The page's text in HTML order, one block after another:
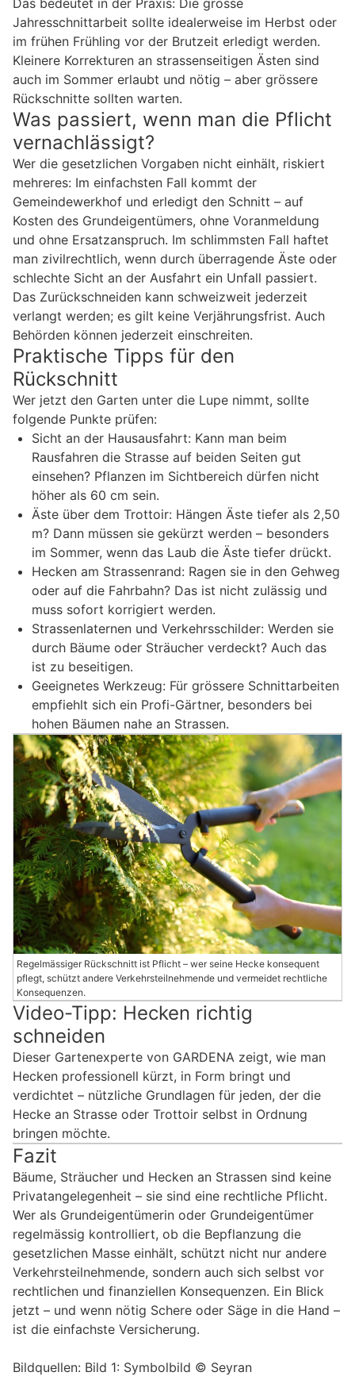
Das bedeutet in der Praxis: Die grosse
Jahresschnittarbeit sollte idealerweise im Herbst oder
im frühen Frühling vor der Brutzeit erledigt werden.
Kleinere Korrekturen an strassenseitigen Ästen sind
auch im Sommer erlaubt und nötig – aber grössere
Rückschnitte sollten warten.
Was passiert, wenn man die Pflicht
vernachlässigt?
Wer die gesetzlichen Vorgaben nicht einhält, riskiert
mehreres: Im einfachsten Fall kommt der
Gemeindewerkhof und erledigt den Schnitt – auf
Kosten des Grundeigentümers, ohne Voranmeldung
und ohne Ersatzanspruch. Im schlimmsten Fall haftet
man zivilrechtlich, wenn durch überragende Äste oder
schlechte Sicht an der Ausfahrt ein Unfall passiert.
Das Zurückschneiden kann schweizweit jederzeit
verlangt werden; es gilt keine Verjährungsfrist. Auch
Behörden können jederzeit einschreiten.
Praktische Tipps für den
Rückschnitt
Wer jetzt den Garten unter die Lupe nimmt, sollte
folgende Punkte prüfen:
Sicht an der Hausausfahrt: Kann man beim
Rausfahren die Strasse auf beiden Seiten gut
einsehen? Pflanzen im Sichtbereich dürfen nicht
höher als 60 cm sein.
Äste über dem Trottoir: Hängen Äste tiefer als 2,50
m? Dann müssen sie gekürzt werden – besonders
im Sommer, wenn das Laub die Äste tiefer drückt.
Hecken am Strassenrand: Ragen sie in den Gehweg
oder auf die Fahrbahn? Das ist nicht zulässig und
muss sofort korrigiert werden.
Strassenlaternen und Verkehrsschilder: Werden sie
durch Bäume oder Sträucher verdeckt? Auch das
ist zu beseitigen.
Geeignetes Werkzeug: Für grössere Schnittarbeiten
empfiehlt sich ein Profi-Gärtner, besonders bei
hohen Bäumen nahe an Strassen.
Regelmässiger Rückschnitt ist Pflicht – wer seine Hecke konsequent
pflegt, schützt andere Verkehrsteilnehmende und vermeidet rechtliche
Konsequenzen.
Video-Tipp: Hecken richtig
schneiden
Dieser Gartenexperte von GARDENA zeigt, wie man
Hecken professionell kürzt, in Form bringt und
verdichtet – nützliche Grundlagen für jeden, der die
Hecke an Strasse oder Trottoir selbst in Ordnung
bringen möchte.
Fazit
Bäume, Sträucher und Hecken an Strassen sind keine
Privatangelegenheit – sie sind eine rechtliche Pflicht.
Wer als Grundeigentümerin oder Grundeigentümer
regelmässig kontrolliert, ob die Bepflanzung die
gesetzlichen Masse einhält, schützt nicht nur andere
Verkehrsteilnehmende, sondern auch sich selbst vor
rechtlichen und finanziellen Konsequenzen. Ein Blick
jetzt – und wenn nötig Schere oder Säge in die Hand –
ist die einfachste Versicherung.
Bildquellen: Bild 1: Symbolbild © Seyran